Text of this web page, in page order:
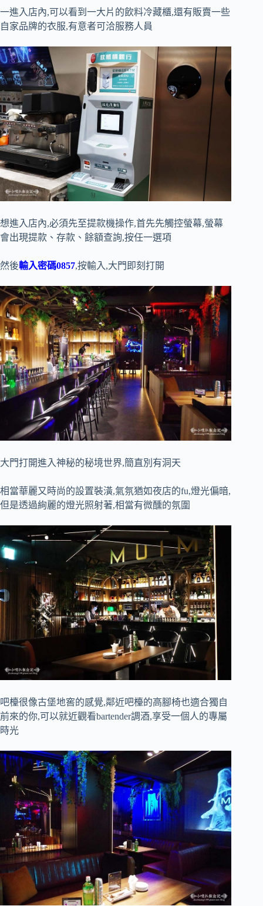
一進入店內,可以看到一大片的飲料冷藏櫃,還有販賣一些
自家品牌的衣服,有意者可洽服務人員
想進入店內,必須先至提款機操作,首先先觸控螢幕,螢幕
會出現提款、存款、餘額查詢,按任一選項
然後輸入密碼0857,按輸入,大門即刻打開
大門打開進入神秘的秘境世界,簡直別有洞天
相當華麗又時尚的設置裝潢,氣氛猶如夜店的fu,燈光偏暗,
但是透過絢麗的燈光照射著,相當有微醺的氛圍
吧檯很像古堡地窖的感覺,鄰近吧檯的高腳椅也適合獨自
前來的你,可以就近觀看bartender調酒,享受一個人的專屬
時光